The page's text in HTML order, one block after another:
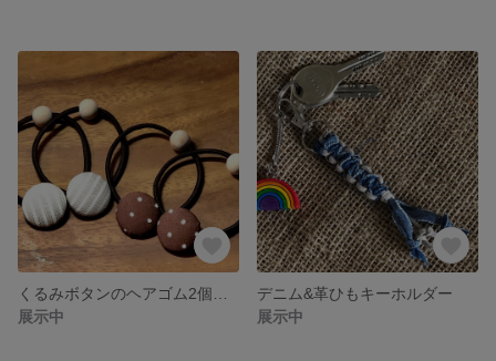
展示中
デニム&革ひもキーホルダー
展示中